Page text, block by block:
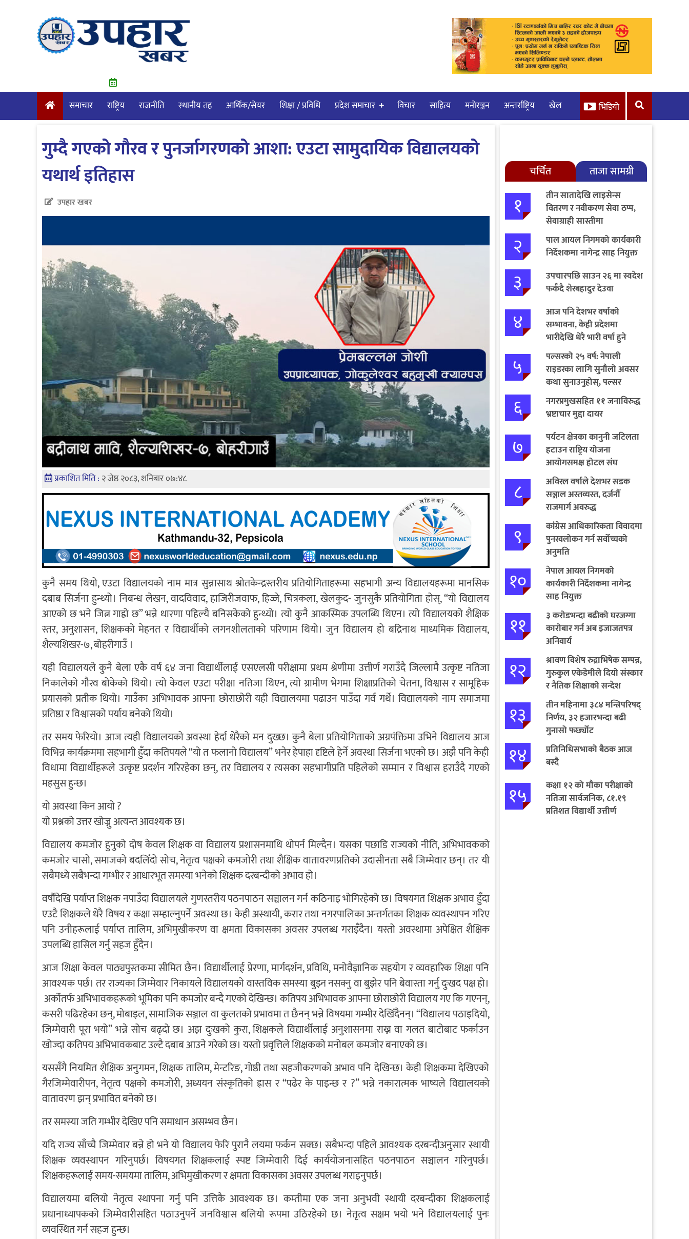
समाचार राष्ट्रिय राजनीति स्थानीय तह आर्थिक/सेयर शिक्षा / प्रविधि प्रदेश समाचार विचार साहित्य मनाेरञ्जन अन्तर्राष्ट्रिय खेल भिडियो
गुम्दै गएको गौरव र पुनर्जागरणको आशा: एउटा सामुदायिक विद्यालयको
यथार्थ इतिहास
उपहार खबर
प्रकाशित मिति : २ जेष्ठ २०८३, शनिबार ०७:४८
कुनै समय थियो, एउटा विद्यालयको नाम मात्र सुन्नासाथ श्रोतकेन्द्रस्तरीय प्रतियोगिताहरूमा सहभागी अन्य विद्यालयहरूमा मानसिक
दबाब सिर्जना हुन्थ्यो। निबन्ध लेखन, वादविवाद, हाजिरीजवाफ, हिज्जे, चित्रकला, खेलकुद- जुनसुकै प्रतियोगिता होस्, “यो विद्यालय
आएको छ भने जित्न गाह्रो छ” भन्ने धारणा पहिल्यै बनिसकेको हुन्थ्यो। त्यो कुनै आकस्मिक उपलब्धि थिएन। त्यो विद्यालयको शैक्षिक
स्तर, अनुशासन, शिक्षकको मेहनत र विद्यार्थीको लगनशीलताको परिणाम थियो। जुन विद्यालय हो बद्रिनाथ माध्यमिक विद्यालय,
शैल्यशिखर-७, बोहरीगाउँ ।
यही विद्यालयले कुनै बेला एकै वर्ष ६४ जना विद्यार्थीलाई एसएलसी परीक्षामा प्रथम श्रेणीमा उत्तीर्ण गराउँदै जिल्लामै उत्कृष्ट नतिजा
निकालेको गौरव बोकेको थियो। त्यो केवल एउटा परीक्षा नतिजा थिएन, त्यो ग्रामीण भेगमा शिक्षाप्रतिको चेतना, विश्वास र सामूहिक
प्रयासको प्रतीक थियो। गाउँका अभिभावक आफ्ना छोराछोरी यही विद्यालयमा पढाउन पाउँदा गर्व गर्थे। विद्यालयको नाम समाजमा
प्रतिष्ठा र विश्वासको पर्याय बनेको थियो।
तर समय फेरियो। आज त्यही विद्यालयको अवस्था हेर्दा धेरैको मन दुख्छ। कुनै बेला प्रतियोगिताको अग्रपंक्तिमा उभिने विद्यालय आज
विभिन्न कार्यक्रममा सहभागी हुँदा कतिपयले “यो त फलानो विद्यालय” भनेर हेपाहा दृष्टिले हेर्ने अवस्था सिर्जना भएको छ। अझै पनि केही
विधामा विद्यार्थीहरूले उत्कृष्ट प्रदर्शन गरिरहेका छन्, तर विद्यालय र त्यसका सहभागीप्रति पहिलेको सम्मान र विश्वास हराउँदै गएको
महसुस हुन्छ।
यो अवस्था किन आयो ?
यो प्रश्नको उत्तर खोज्नु अत्यन्त आवश्यक छ।
विद्यालय कमजोर हुनुको दोष केवल शिक्षक वा विद्यालय प्रशासनमाथि थोपर्न मिल्दैन। यसका पछाडि राज्यको नीति, अभिभावकको
कमजोर चासो, समाजको बदलिँदो सोच, नेतृत्व पक्षको कमजोरी तथा शैक्षिक वातावरणप्रतिको उदासीनता सबै जिम्मेवार छन्। तर यी
सबैमध्ये सबैभन्दा गम्भीर र आधारभूत समस्या भनेको शिक्षक दरबन्दीको अभाव हो।
वर्षौंदेखि पर्याप्त शिक्षक नपाउँदा विद्यालयले गुणस्तरीय पठनपाठन सञ्चालन गर्न कठिनाइ भोगिरहेको छ। विषयगत शिक्षक अभाव हुँदा
एउटै शिक्षकले धेरै विषय र कक्षा सम्हाल्नुपर्ने अवस्था छ। केही अस्थायी, करार तथा नगरपालिका अन्तर्गतका शिक्षक व्यवस्थापन गरिए
पनि उनीहरूलाई पर्याप्त तालिम, अभिमुखीकरण वा क्षमता विकासका अवसर उपलब्ध गराइँदैन। यस्तो अवस्थामा अपेक्षित शैक्षिक
उपलब्धि हासिल गर्नु सहज हुँदैन।
आज शिक्षा केवल पाठ्यपुस्तकमा सीमित छैन। विद्यार्थीलाई प्रेरणा, मार्गदर्शन, प्रविधि, मनोवैज्ञानिक सहयोग र व्यवहारिक शिक्षा पनि
आवश्यक पर्छ। तर राज्यका जिम्मेवार निकायले विद्यालयको वास्तविक समस्या बुझ्न नसक्नु वा बुझेर पनि बेवास्ता गर्नु दुःखद पक्ष हो।
अर्कोतर्फ अभिभावकहरूको भूमिका पनि कमजोर बन्दै गएको देखिन्छ। कतिपय अभिभावक आफ्ना छोराछोरी विद्यालय गए कि गएनन्,
कसरी पढिरहेका छन्, मोबाइल, सामाजिक सञ्जाल वा कुलतको प्रभावमा त छैनन् भन्ने विषयमा गम्भीर देखिँदैनन्। “विद्यालय पठाइदियो,
जिम्मेवारी पूरा भयो” भन्ने सोच बढ्दो छ। अझ दुःखको कुरा, शिक्षकले विद्यार्थीलाई अनुशासनमा राख्न वा गलत बाटोबाट फर्काउन
खोज्दा कतिपय अभिभावकबाट उल्टै दबाब आउने गरेको छ। यस्तो प्रवृत्तिले शिक्षकको मनोबल कमजोर बनाएको छ।
यससँगै नियमित शैक्षिक अनुगमन, शिक्षक तालिम, मेन्टरिङ, गोष्ठी तथा सहजीकरणको अभाव पनि देखिन्छ। केही शिक्षकमा देखिएको
गैरजिम्मेवारीपन, नेतृत्व पक्षको कमजोरी, अध्ययन संस्कृतिको ह्रास र “पढेर के पाइन्छ र ?” भन्ने नकारात्मक भाष्यले विद्यालयको
वातावरण झन् प्रभावित बनेको छ।
तर समस्या जति गम्भीर देखिए पनि समाधान असम्भव छैन।
यदि राज्य साँच्चै जिम्मेवार बन्ने हो भने यो विद्यालय फेरि पुरानै लयमा फर्कन सक्छ। सबैभन्दा पहिले आवश्यक दरबन्दीअनुसार स्थायी
शिक्षक व्यवस्थापन गरिनुपर्छ। विषयगत शिक्षकलाई स्पष्ट जिम्मेवारी दिई कार्ययोजनासहित पठनपाठन सञ्चालन गरिनुपर्छ।
शिक्षकहरूलाई समय-समयमा तालिम, अभिमुखीकरण र क्षमता विकासका अवसर उपलब्ध गराइनुपर्छ।
विद्यालयमा बलियो नेतृत्व स्थापना गर्नु पनि उत्तिकै आवश्यक छ। कम्तीमा एक जना अनुभवी स्थायी दरबन्दीका शिक्षकलाई
प्रधानाध्यापकको जिम्मेवारीसहित पठाउनुपर्ने जनविश्वास बलियो रूपमा उठिरहेको छ। नेतृत्व सक्षम भयो भने विद्यालयलाई पुनः
व्यवस्थित गर्न सहज हुन्छ।
चर्चित ताजा सामग्री
१
तीन सातादेखि लाइसेन्स
वितरण र नवीकरण सेवा ठप्प,
सेवाग्राही सास्तीमा
२
पाल आयल निगमको कार्यकारी
निर्देशकमा नागेन्द्र साह नियुक्त
३
उपचारपछि साउन २६ मा स्वदेश
फर्कँदै शेरबहादुर देउवा
४
आज पनि देशभर वर्षाको
सम्भावना, केही प्रदेशमा
भारीदेखि धेरै भारी वर्षा हुने
चेतावनी
५
पल्सरको २५ वर्ष: नेपाली
राइडरका लागि सुनौलो अवसर
कथा सुनाउनुहोस्, पल्सर
जित्नुहोस्
६
नगरप्रमुखसहित ११ जनाविरुद्ध
भ्रष्टाचार मुद्दा दायर
७
पर्यटन क्षेत्रका कानुनी जटिलता
हटाउन राष्ट्रिय योजना
आयोगसमक्ष होटल संघ
बागमतीका पाँचबुँदे माग
८
अविरल वर्षाले देशभर सडक
सञ्जाल अस्तव्यस्त, दर्जनौँ
राजमार्ग अवरुद्ध
९
कांग्रेस आधिकारिकता विवादमा
पुनरवलोकन गर्न सर्वोच्चको
अनुमति
१०
नेपाल आयल निगमको
कार्यकारी निर्देशकमा नागेन्द्र
साह नियुक्त
११
३ करोडभन्दा बढीको घरजग्गा
कारोबार गर्न अब इजाजतपत्र
अनिवार्य
१२
श्रावण विशेष रुद्राभिषेक सम्पन्न,
गुरुकुल एकेडेमीले दियो संस्कार
र नैतिक शिक्षाको सन्देश
१३
तीन महिनामा ३८४ मन्त्रिपरिषद्
निर्णय, ३२ हजारभन्दा बढी
गुनासो फर्छ्योट
१४
प्रतिनिधिसभाको बैठक आज
बस्दै
१५
कक्षा १२ को मौका परीक्षाको
नतिजा सार्वजनिक, ८१.१९
प्रतिशत विद्यार्थी उत्तीर्ण